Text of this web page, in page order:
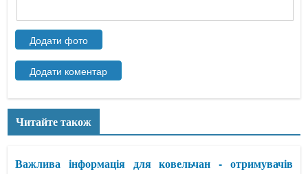
Читайте також
Важлива інформація для ковельчан - отримувачів